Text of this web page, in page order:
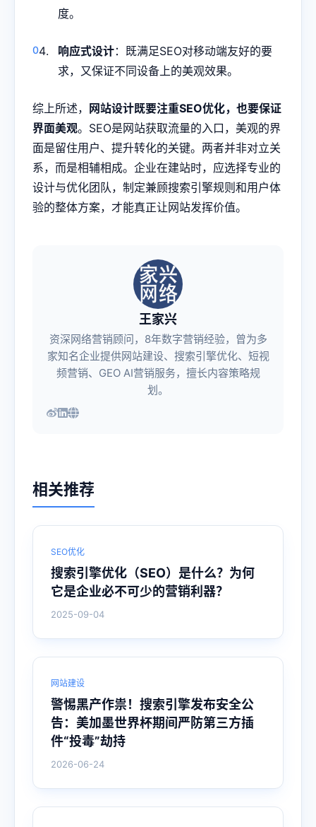
度。
响应式设计：既满足SEO对移动端友好的要
求，又保证不同设备上的美观效果。
综上所述，
网站设计既要注重SEO优化，也要保证
界面美观。SEO是网站获取流量的入口，美观的界
面是留住用户、提升转化的关键。两者并非对立关
系，而是相辅相成。企业在建站时，应选择专业的
设计与优化团队，制定兼顾搜索引擎规则和用户体
验的整体方案，才能真正让网站发挥价值。
王家兴
资深网络营销顾问，8年数字营销经验，曾为多
家知名企业提供网站建设、搜索引擎优化、短视
频营销、GEO AI营销服务，擅长内容策略规
划。
相关推荐
SEO优化
搜索引擎优化（SEO）是什么？为何
它是企业必不可少的营销利器？
2025-09-04
网站建设
警惕黑产作祟！搜索引擎发布安全公
告：美加墨世界杯期间严防第三方插
件“投毒”劫持
2026-06-24